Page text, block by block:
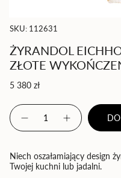
SKU: 112631
ŻYRANDOL
ZŁOTE
Cena
5 380 zł
{"in_cart_html"=>"
<span
class=\"quantity-
{{
quantity
Zmniejsz
ilość
Eichholtz
Reflecto,
złote
Zwiększ
ilość
Eichholtz
Reflecto,
złote
Niech oszałamiający design
Twojej kuchni lub jadalni.